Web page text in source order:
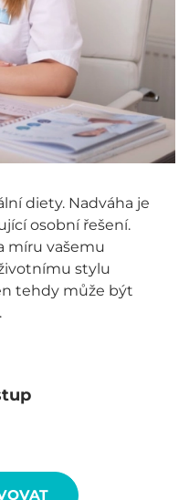
diety. Nadváha je
osobní řešení.
míru vašemu
stylu
tehdy může být